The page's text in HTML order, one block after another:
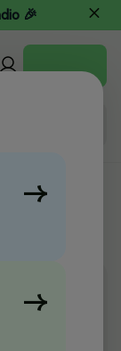
🎉
→
→